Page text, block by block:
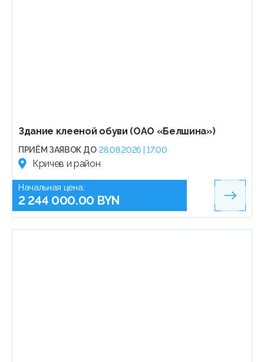
Здание клееной обуви (ОАО «Белшина»)
ПРИЁМ ЗАЯВОК ДО 28.08.2026 | 17:00
Кричев и район
Начальная цена:
2 244 000.00 BYN